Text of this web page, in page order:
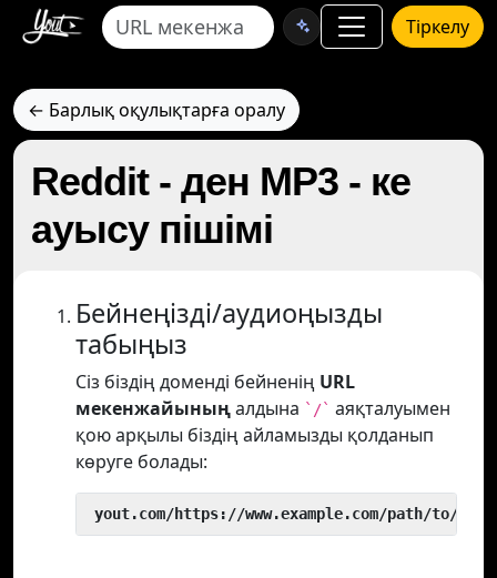
Тіркелу
← Барлық оқулықтарға оралу
Reddit - ден MP3 - ке
ауысу пішімі
Бейнеңізді/аудиоңызды
табыңыз
Сіз біздің доменді бейненің URL
мекенжайыныңалдына `/` аяқталуымен
қою арқылы біздің айламызды қолданып
көруге болады:
yout.com/https://www.example.com/path/to/